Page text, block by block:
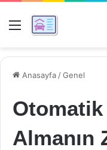
Menü
Anasayfa /Genel
Almanın